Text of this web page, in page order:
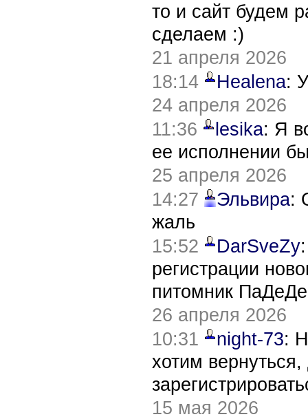
то и сайт будем
сделаем :)
21 апреля 2026
18:14
Healena:
24 апреля 2026
11:36
lesika: Я
ее исполнении
25 апреля 2026
14:27
Эльвира:
жаль
15:52
DarSveZy
регистрации
питомник
26 апреля 2026
10:31
night-73:
хотим
15 мая 2026